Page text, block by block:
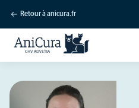
Retour à anicura.fr